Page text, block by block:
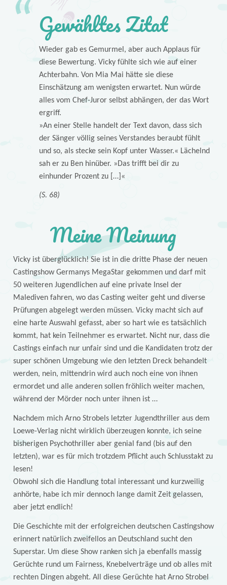
Gewähltes Zitat
Wieder gab es Gemurmel, aber auch Applaus für
diese Bewertung. Vicky fühlte sich wie auf einer
Achterbahn. Von Mia Mai hätte sie diese
Einschätzung am wenigsten erwartet. Nun würde
alles vom Chef-Juror selbst abhängen, der das Wort
ergriff.
»An einer Stelle handelt der Text davon, dass sich
der Sänger völlig seines Verstandes beraubt fühlt
und so, als stecke sein Kopf unter Wasser.« Lächelnd
sah er zu Ben hinüber. »Das trifft bei dir zu
einhunder Prozent zu […]«
(S. 68)
Meine Meinung
Vicky ist überglücklich! Sie ist in die dritte Phase der neuen
Castingshow Germanys MegaStar gekommen und darf mit
50 weiteren Jugendlichen auf eine private Insel der
Malediven fahren, wo das Casting weiter geht und diverse
Prüfungen abgelegt werden müssen. Vicky macht sich auf
eine harte Auswahl gefasst, aber so hart wie es tatsächlich
kommt, hat kein Teilnehmer es erwartet. Nicht nur, dass die
Castings einfach nur unfair sind und die Kandidaten trotz der
super schönen Umgebung wie den letzten Dreck behandelt
werden, nein, mittendrin wird auch noch eine von ihnen
ermordet und alle anderen sollen fröhlich weiter machen,
während der Mörder noch unter ihnen ist …
Nachdem mich Arno Strobels letzter Jugendthriller aus dem
Loewe-Verlag nicht wirklich überzeugen konnte, ich seine
bisherigen Psychothriller aber genial fand (bis auf den
letzten), war es für mich trotzdem Pflicht auch Schlusstakt zu
lesen!
Obwohl sich die Handlung total interessant und kurzweilig
anhörte, habe ich mir dennoch lange damit Zeit gelassen,
aber jetzt endlich!
Die Geschichte mit der erfolgreichen deutschen Castingshow
erinnert natürlich zweifellos an Deutschland sucht den
Superstar. Um diese Show ranken sich ja ebenfalls massig
Gerüchte rund um Fairness, Knebelverträge und ob alles mit
rechten Dingen abgeht. All diese Gerüchte hat Arno Strobel